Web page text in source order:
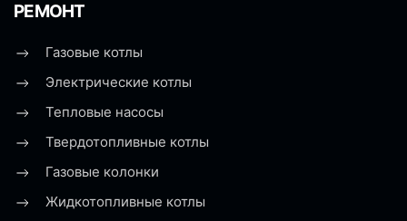
РЕМОНТ
Газовые котлы
Электрические котлы
Тепловые насосы
Твердотопливные котлы
Газовые колонки
Жидкотопливные котлы